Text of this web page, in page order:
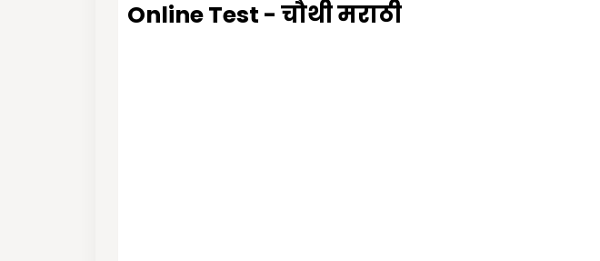
Online Test - चौथी मराठी